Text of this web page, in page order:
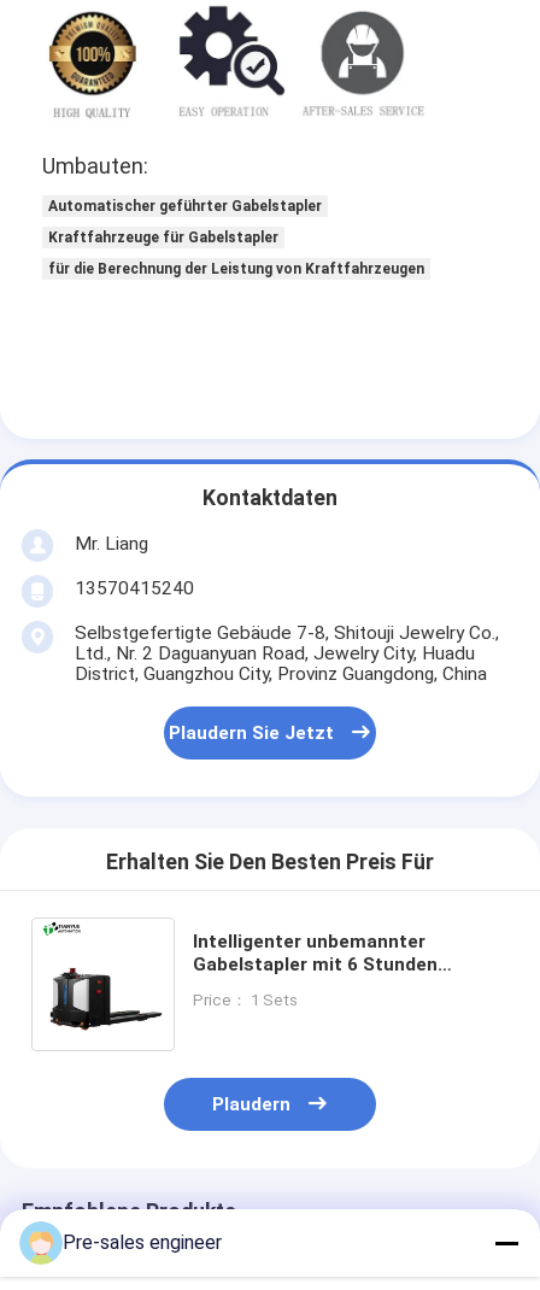
Umbauten:
Automatischer geführter Gabelstapler
Kraftfahrzeuge für Gabelstapler
für die Berechnung der Leistung von Kraftfahrzeugen
Kontaktdaten
Mr. Liang
13570415240
Selbstgefertigte Gebäude 7-8, Shitouji Jewelry Co.,
Ltd., Nr. 2 Daguanyuan Road, Jewelry City, Huadu
District, Guangzhou City, Provinz Guangdong, China
Plaudern Sie Jetzt
Erhalten Sie Den Besten Preis Für
Intelligenter unbemannter
Gabelstapler mit 6 Stunden
Lastgewicht mit Laser-SLAM-
Price： 1 Sets
Plaudern
Empfohlene Produkte
Pre-sales engineer